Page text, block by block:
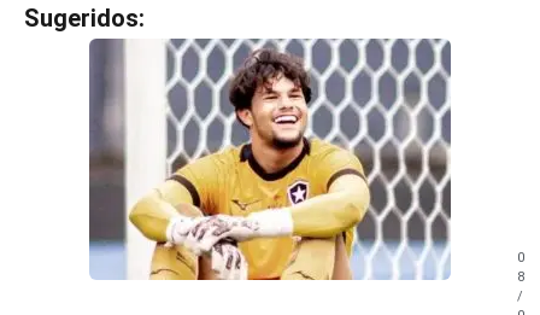
Sugeridos:
0
8
/